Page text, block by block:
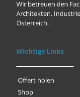
Wir betreuen den
Architekten,
Österreich.
Wichtige Links
Offert holen
Shop